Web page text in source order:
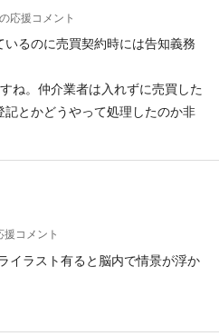
応援コメント
るのに売買契約時には告知義務
ね。仲介業者は入れずに売買した
とかどうやって処理したのか非
援コメント
イラスト有ると脳内で情景が浮か